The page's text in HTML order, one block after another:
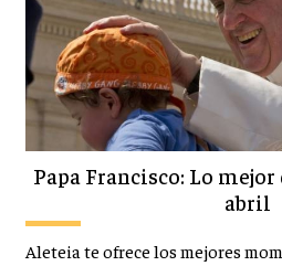
Papa Francisco: Lo mejor
abril
Aleteia te ofrece los mejores